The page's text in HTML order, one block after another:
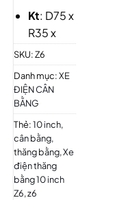
Kt: D75 x
R35 x
C35 cm
Chỗ ngồi
rộng:
35cm
Tốc độ
10-20
km/h
Ắc quy
SKU:Z6
Danh mục:XE
ĐIỆN CÂN
BẰNG
Thẻ:10 inch,
cân bằng,
thăng bằng,Xe
điện thăng
bằng 10 inch
Z6,z6